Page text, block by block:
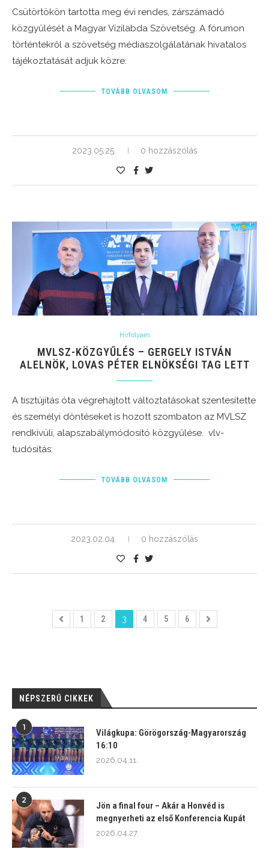
Csütörtökön tartotta meg évi rendes, zárszámadó
közgyűlését a Magyar Vízilabda Szövetség. A fórumon
történtekről a szövetség médiaszolgálatának hivatalos
tájékoztatását adjuk közre:
TOVÁBB OLVASOM
2023.05.25. 0 hozzászólás
Hírfolyam
MVLSZ-KÖZGYŰLÉS – GERGELY ISTVÁN
ALELNÖK, LOVAS PÉTER ELNÖKSÉGI TAG LETT
A tisztújítás óta végrehajtott változtatásokat szentesítette
és személyi döntéseket is hozott szombaton az MVLSZ
rendkívüli, alapszabálymódosító közgyűlése. vlv-
tudósítás:
TOVÁBB OLVASOM
2023.02.04. 0 hozzászólás
1 2 3 4 5 6
NÉPSZERŰ CIKKEK
1
Világkupa: Görögország-Magyarország
16:10
2026.04.11.
2
Jön a final four – Akár a Honvéd is
megnyerheti az első Konferencia Kupát
2026.04.27.